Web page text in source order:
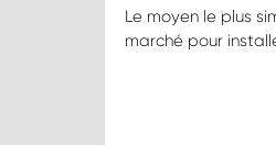
Le moyen le plus
marché pour